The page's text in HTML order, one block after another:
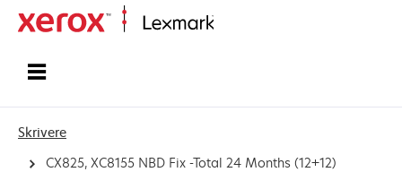
Skrivere
CX825, XC8155 NBD Fix -Total 24 Months (12+12)